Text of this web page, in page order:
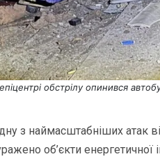
обстрілу опинився
з наймасштабніших атак
об’єкти енергетичної